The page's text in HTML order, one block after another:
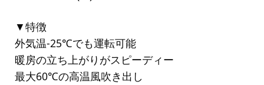
▼特徴
外気温-25℃でも運転可能
暖房の立ち上がりがスピーディー
最大60℃の高温風吹き出し